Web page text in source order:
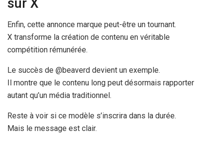
sur X
Enfin, cette annonce marque peut-être un tournant.
X transforme la création de contenu en véritable
compétition rémunérée.
Le succès de @beaverd devient un exemple.
Il montre que le contenu long peut désormais rapporter
autant qu’un média traditionnel.
Reste à voir si ce modèle s’inscrira dans la durée.
Mais le message est clair.